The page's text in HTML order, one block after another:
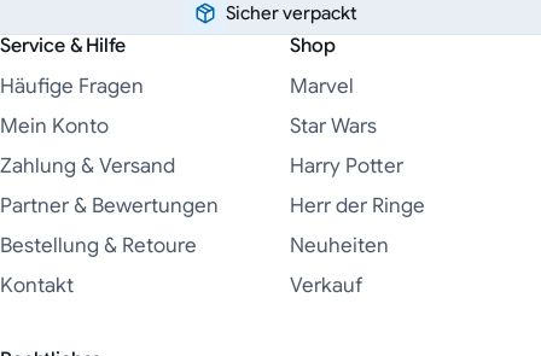
Sicher verpackt
Service & Hilfe
Häufige Fragen
Mein Konto
Zahlung & Versand
Partner & Bewertungen
Bestellung & Retoure
Kontakt
Shop
Marvel
Star Wars
Harry Potter
Herr der Ringe
Neuheiten
Verkauf